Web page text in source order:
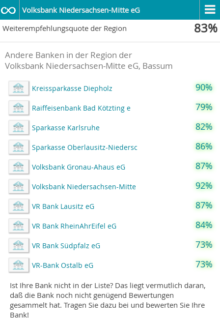
Volksbank Niedersachsen-Mitte eG
Weiterempfehlungsquote der Region
83%
Andere Banken in der Region der
Volksbank Niedersachsen-Mitte eG, Bassum
Kreissparkasse Diepholz 90%
Raiffeisenbank Bad Kötzting e 79%
Sparkasse Karlsruhe 82%
Sparkasse Oberlausitz-Niedersc 86%
Volksbank Gronau-Ahaus eG 87%
Volksbank Niedersachsen-Mitte 92%
VR Bank Lausitz eG 87%
VR Bank RheinAhrEifel eG 84%
VR Bank Südpfalz eG 73%
VR-Bank Ostalb eG 73%
Ist Ihre Bank nicht in der Liste? Das liegt vermutlich daran,
daß die Bank noch nicht genügend Bewertungen
gesammelt hat. Tragen Sie dazu bei und bewerten Sie Ihre
Bank!